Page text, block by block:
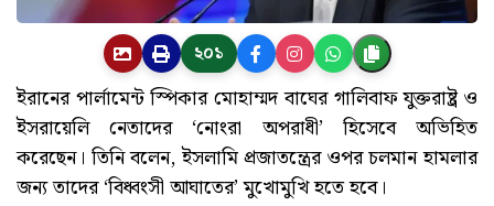
২০১
ইরানের পার্লামেন্ট স্পিকার মোহাম্মদ বাঘের গালিবাফ যুক্তরাষ্ট্র ও
ইসরায়েলি নেতাদের ‘নোংরা অপরাধী’ হিসেবে অভিহিত
করেছেন। তিনি বলেন, ইসলামি প্রজাতন্ত্রের ওপর চলমান হামলার
জন্য তাদের ‘বিধ্বংসী আঘাতের’ মুখোমুখি হতে হবে।